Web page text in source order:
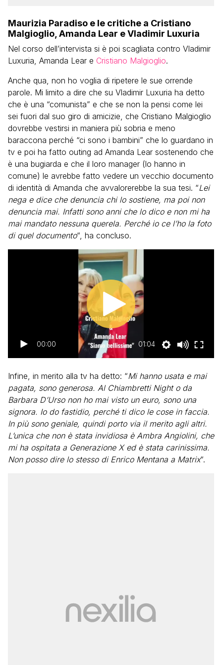
Maurizia Paradiso e le critiche a Cristiano
Malgioglio, Amanda Lear e Vladimir Luxuria
Nel corso dell’intervista si è poi scagliata contro Vladimir
Luxuria, Amanda Lear e Cristiano Malgioglio.
Anche qua, non ho voglia di ripetere le sue orrende
parole. Mi limito a dire che su Vladimir Luxuria ha detto
che è una “comunista” e che se non la pensi come lei
sei fuori dal suo giro di amicizie, che Cristiano Malgioglio
dovrebbe vestirsi in maniera più sobria e meno
baraccona perché “ci sono i bambini” che lo guardano in
tv e poi ha fatto outing ad Amanda Lear sostenendo che
è una bugiarda e che il loro manager (lo hanno in
comune) le avrebbe fatto vedere un vecchio documento
di identità di Amanda che avvalorerebbe la sua tesi. “Lei
nega e dice che denuncia chi lo sostiene, ma poi non
denuncia mai. Infatti sono anni che lo dico e non mi ha
mai mandato nessuna querela. Perché io ce l’ho la foto
di quel documento“, ha concluso.
00:00 01:04
Infine, in merito alla tv ha detto: “Mi hanno usata e mai
pagata, sono generosa. Al Chiambretti Night o da
Barbara D’Urso non ho mai visto un euro, sono una
signora. Io do fastidio, perché ti dico le cose in faccia.
In più sono geniale, quindi porto via il merito agli altri.
L’unica che non è stata invidiosa è Ambra Angiolini, che
mi ha ospitata a Generazione X ed è stata carinissima.
Non posso dire lo stesso di Enrico Mentana a Matrix“.